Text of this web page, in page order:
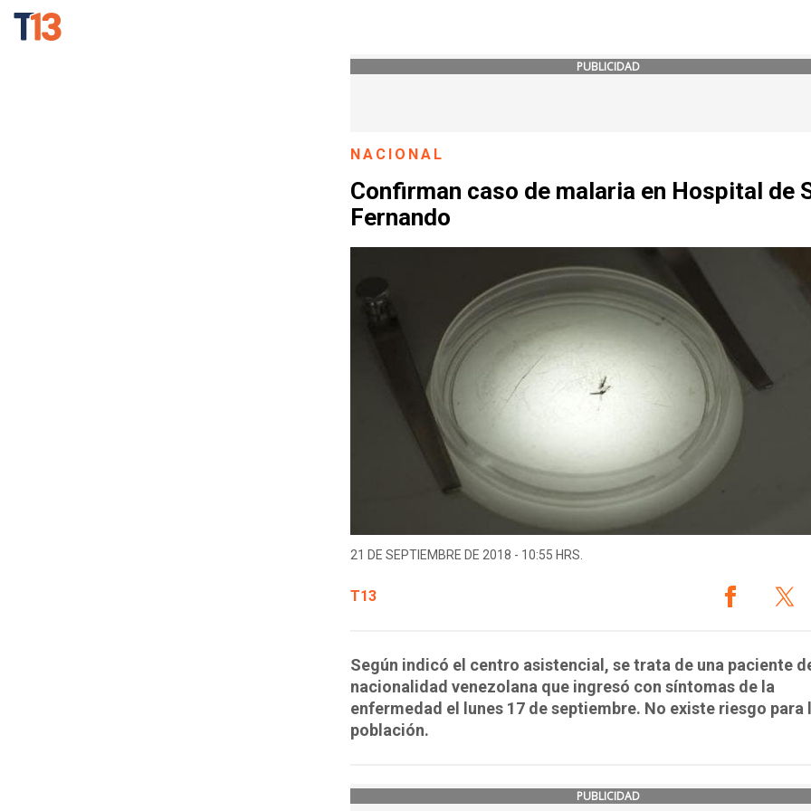
PUBLICIDAD
NACIONAL
Confirman caso de malaria en Hospital de
Fernando
21 DE SEPTIEMBRE DE 2018 - 10:55 HRS.
T13
Según indicó el centro asistencial, se trata de una paciente
nacionalidad venezolana que ingresó con síntomas de la
enfermedad el lunes 17 de septiembre. No existe riesgo para
población.
PUBLICIDAD